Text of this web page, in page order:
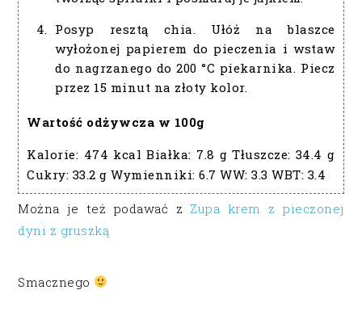
Posyp resztą chia. Ułóż na blaszce
wyłożonej papierem do pieczenia i wstaw
do nagrzanego do 200 °C piekarnika. Piecz
przez 15 minut na złoty kolor.
Wartość odżywcza w 100g
Kalorie: 474 kcal Białka: 7.8 g Tłuszcze: 34.4 g
Cukry: 33.2 g Wymienniki:6.7 WW:3.3 WBT: 3.4
Można je też podawać z Zupa krem z pieczonej
dyni z gruszką
Smacznego